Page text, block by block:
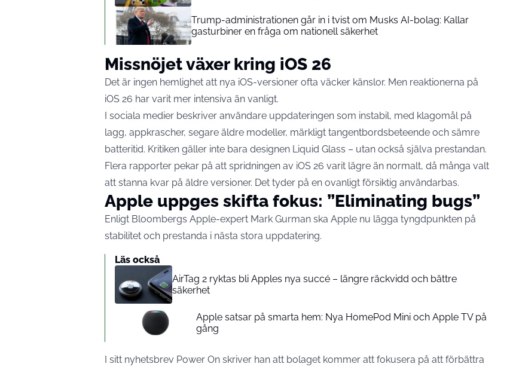
Trump-administrationen går in i tvist om Musks AI-bolag: Kallar
gasturbiner en fråga om nationell säkerhet
Missnöjet växer kring iOS 26
Det är ingen hemlighet att nya iOS-versioner ofta väcker känslor. Men reaktionerna på
iOS 26 har varit mer intensiva än vanligt.
I sociala medier beskriver användare uppdateringen som instabil, med klagomål på
lagg, appkrascher, segare äldre modeller, märkligt tangentbordsbeteende och sämre
batteritid. Kritiken gäller inte bara designen Liquid Glass – utan också själva prestandan.
Flera rapporter pekar på att spridningen av iOS 26 varit lägre än normalt, då många valt
att stanna kvar på äldre versioner. Det tyder på en ovanligt försiktig användarbas.
Apple uppges skifta fokus: ”Eliminating bugs”
Enligt Bloombergs Apple-expert Mark Gurman ska Apple nu lägga tyngdpunkten på
stabilitet och prestanda i nästa stora uppdatering.
Läs också
AirTag 2 ryktas bli Apples nya succé – längre räckvidd och bättre
säkerhet
Apple satsar på smarta hem: Nya HomePod Mini och Apple TV på
gång
I sitt nyhetsbrev Power On skriver han att bolaget kommer att fokusera på att förbättra